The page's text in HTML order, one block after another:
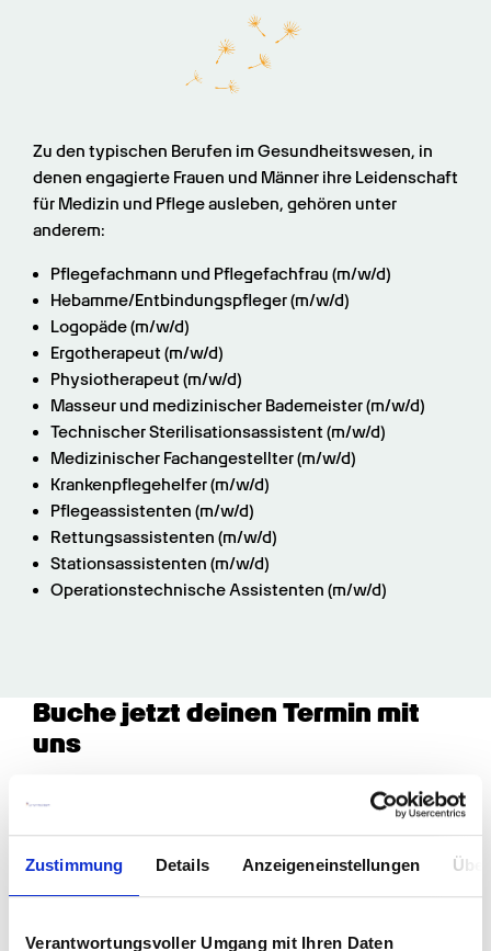
Zustimmung Details Anzeigeneinstellungen
Verantwortungsvoller Umgang mit Ihren Daten
Zu den typischen Berufen im Gesundheitswesen, in
denen engagierte Frauen und Männer ihre Leidenschaft
für Medizin und Pflege ausleben, gehören unter
anderem:
Pflegefachmann und Pflegefachfrau (m/w/d)
Hebamme/Entbindungspfleger (m/w/d)
Logopäde (m/w/d)
Ergotherapeut (m/w/d)
Physiotherapeut (m/w/d)
Masseur und medizinischer Bademeister (m/w/d)
Technischer Sterilisationsassistent (m/w/d)
Medizinischer Fachangestellter (m/w/d)
Krankenpflegehelfer (m/w/d)
Pflegeassistenten (m/w/d)
Rettungsassistenten (m/w/d)
Stationsassistenten (m/w/d)
Operationstechnische Assistenten (m/w/d)
Buche jetzt deinen Termin mit
uns